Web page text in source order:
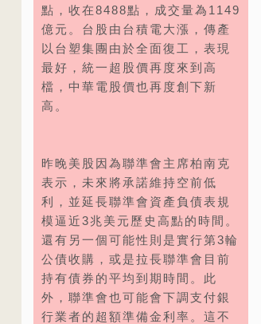
點，收在8488點，成交量為1149
億元。台股由台積電大漲，傳產
以台塑集團由於全面復工，表現
最好，統一超股價再度來到高
檔，中華電股價也再度創下新
高。
昨晚美股因為聯準會主席柏南克
表示，未來將承諾維持空前低
利，並延長聯準會資產負債表規
模逼近3兆美元歷史高點的時間。
還有另一個可能性則是實行第3輪
公債收購，或是拉長聯準會目前
持有債券的平均到期時間。此
外，聯準會也可能會下調支付銀
行業者的超額準備金利率。這不